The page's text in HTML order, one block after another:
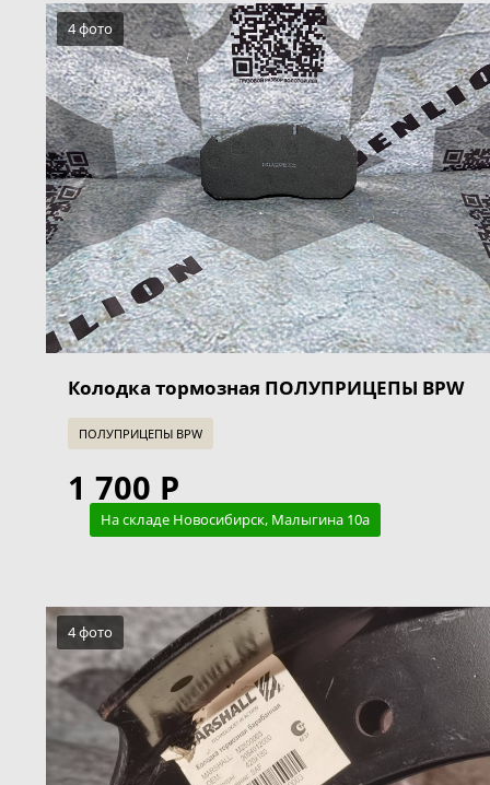
4 фото
Колодка тормозная ПОЛУПРИЦЕПЫ BPW
ПОЛУПРИЦЕПЫ BPW
1 700 Р
На складе Новосибирск, Малыгина 10а
4 фото